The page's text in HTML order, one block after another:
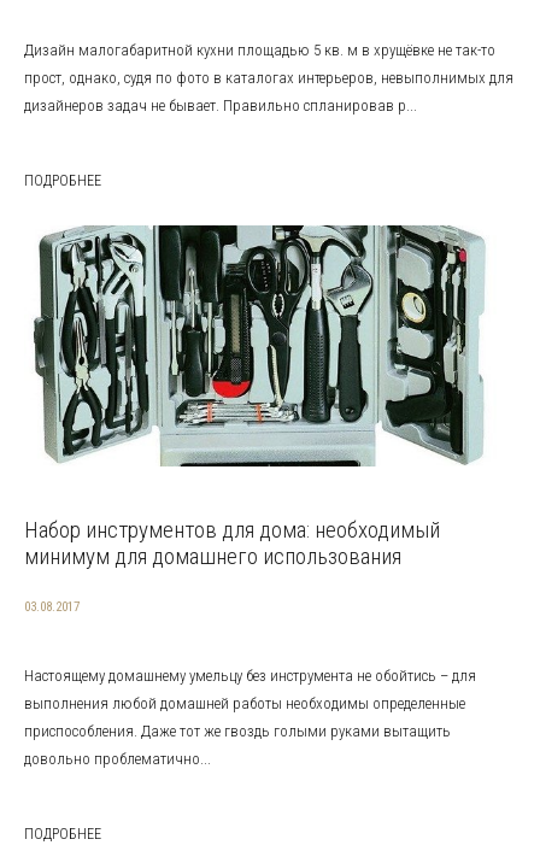
Дизайн малогабаритной кухни площадью 5 кв. м в хрущёвке не так-то
прост, однако, судя по фото в каталогах интерьеров, невыполнимых для
дизайнеров задач не бывает. Правильно спланировав р...
ПОДРОБНЕЕ
Набор инструментов для дома: необходимый
минимум для домашнего использования
03.08.2017
Настоящему домашнему умельцу без инструмента не обойтись – для
выполнения любой домашней работы необходимы определенные
приспособления. Даже тот же гвоздь голыми руками вытащить
довольно проблематично...
ПОДРОБНЕЕ